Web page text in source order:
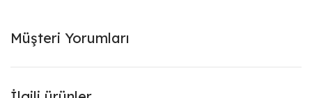
Müşteri Yorumları